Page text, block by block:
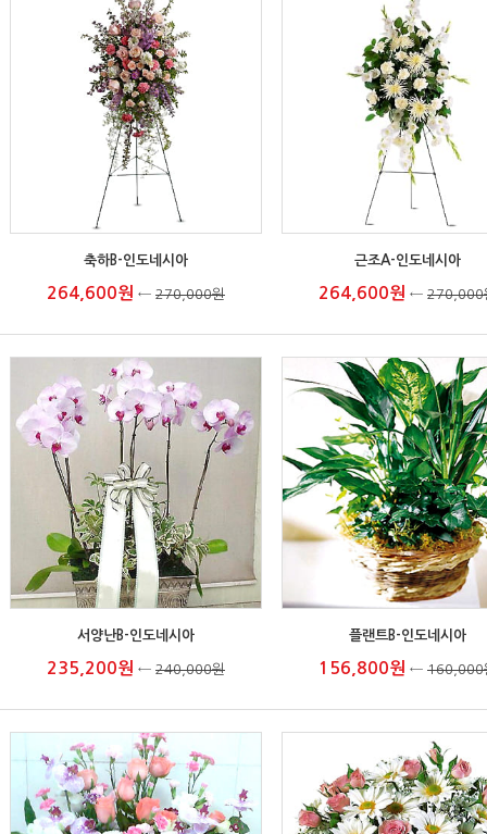
축하B-인도네시아
264,600원 ← 270,000원
근조A-인도네시아
264,600원 ← 270,000
서양난B-인도네시아
235,200원 ← 240,000원
플랜트B-인도네시아
156,800원 ← 160,000